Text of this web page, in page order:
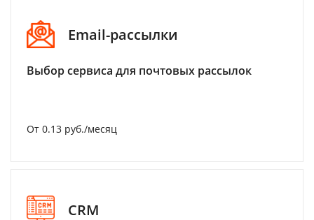
Email-рассылки
Выбор сервиса для почтовых рассылок
От 0.13 руб./месяц
CRM